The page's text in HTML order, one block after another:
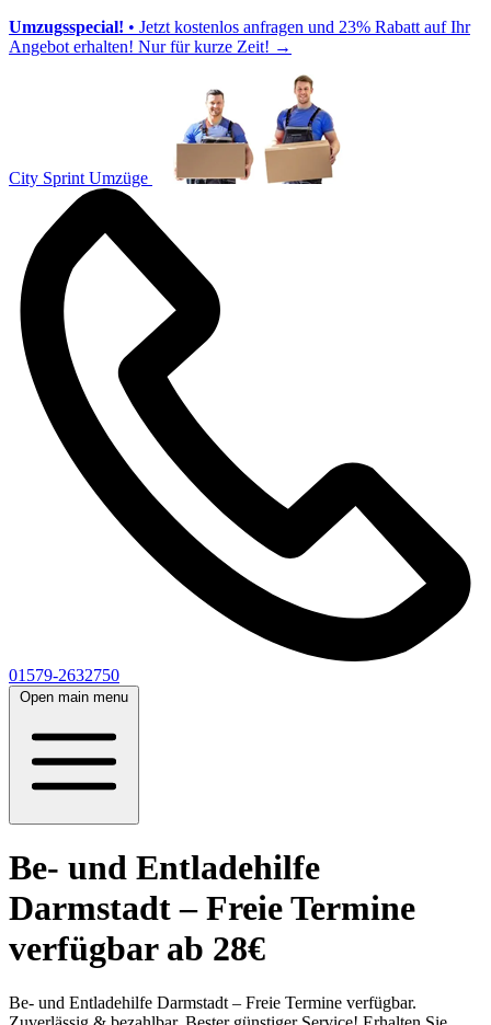
Umzugsspecial! • Jetzt kostenlos anfragen und 23% Rabatt auf Ihr
Angebot erhalten! Nur für kurze Zeit! →
City Sprint Umzüge
01579-2632750
Open main menu
Be- und Entladehilfe
Darmstadt – Freie Termine
verfügbar ab 28€
Be- und Entladehilfe Darmstadt – Freie Termine verfügbar.